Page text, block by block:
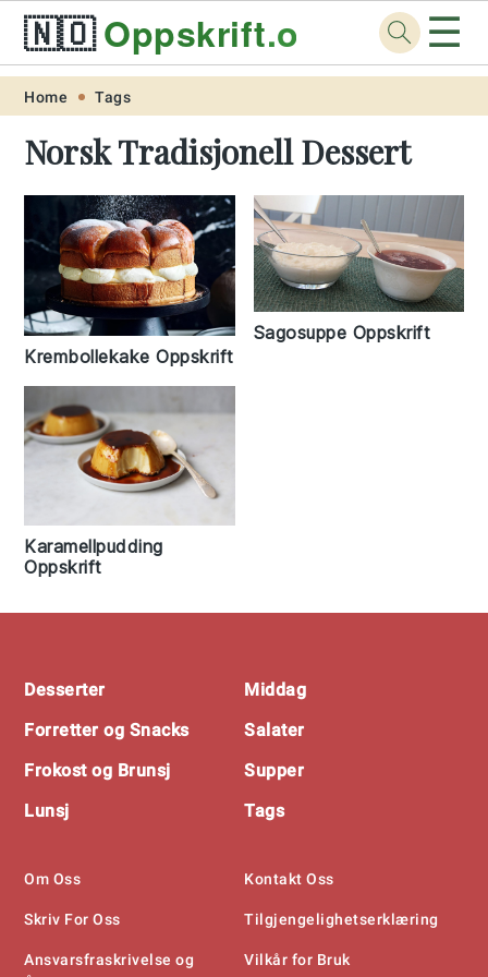
Skip
primary
navigation
Skip
main
content
Skip
primary
sidebar
Skip
footer
🇳🇴Oppskrift.org ☰
Home Tags
Norsk Tradisjonell Dessert
Krembollekake Oppskrift
Sagosuppe Oppskrift
Karamellpudding
Oppskrift
Footer
Desserter
Forretter og Snacks
Frokost og Brunsj
Lunsj
Middag
Salater
Supper
Tags
Om Oss
Skriv For Oss
Ansvarsfraskrivelse og
Kontakt Oss
Tilgjengelighetserklæring
Vilkår for Bruk